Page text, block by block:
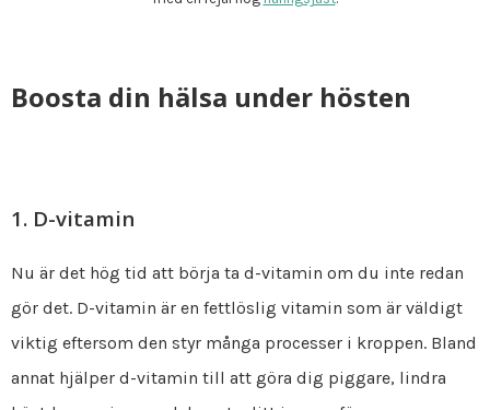
Boosta din hälsa under hösten
1. D-vitamin
Nu är det hög tid att börja ta d-vitamin om du inte redan
gör det. D-vitamin är en fettlöslig vitamin som är väldigt
viktig eftersom den styr många processer i kroppen. Bland
annat hjälper d-vitamin till att göra dig piggare, lindra